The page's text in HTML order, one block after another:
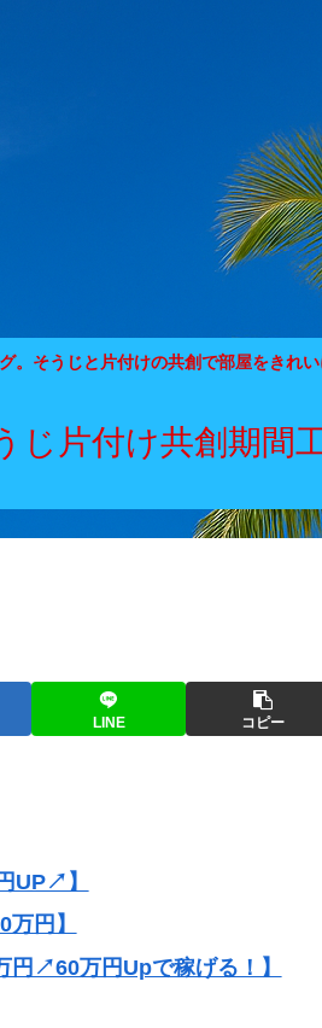
。そうじと片付けの共創で部屋をきれ
じ片付け共創期間
LINE コピー
UP↗】
円】
↗60万円Upで稼げる！】